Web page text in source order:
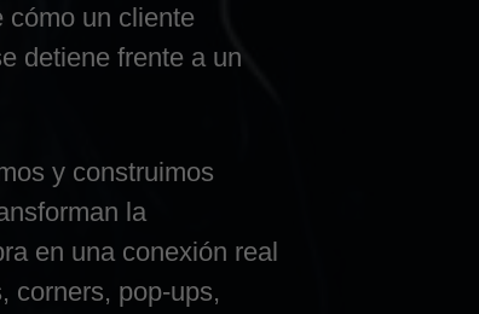
cómo un cliente
detiene frente a un
y construimos
la
en una conexión real
corners, pop-ups,